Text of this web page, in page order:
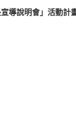
導說明會」活動計